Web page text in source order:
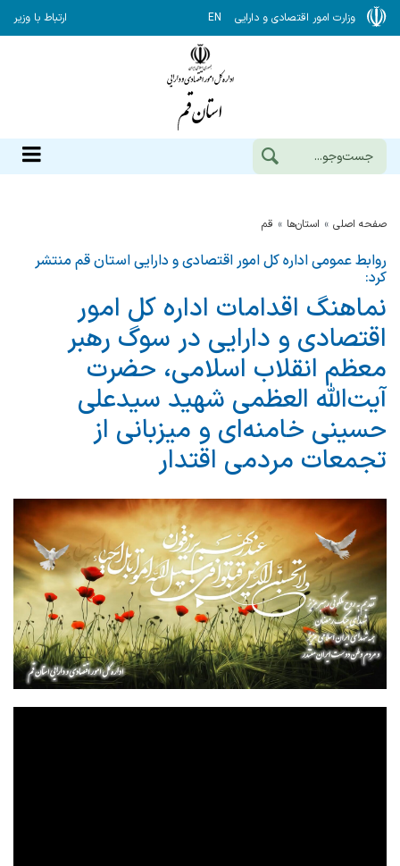
وزارت امور اقتصادی و دارایی EN ارتباط با وزیر
صفحه اصلی استان‌ها قم
روابط عمومی اداره کل امور اقتصادی و دارایی استان قم منتشر
کرد:
نماهنگ اقدامات اداره کل امور
اقتصادی و دارایی در سوگ رهبر
معظم انقلاب اسلامی، حضرت
آیت‌الله العظمی شهید سیدعلی
حسینی خامنه‌ای و میزبانی از
تجمعات مردمی اقتدار